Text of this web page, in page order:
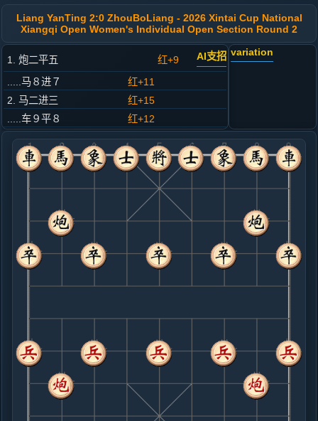
Liang YanTing 2:0 ZhouBoLiang - 2026 Xintai Cup National
Xiangqi Open Women's Individual Open Section Round 2
1. 炮二平五 红+9 AI支招
.....马８进７
红+11
2. 马二进三
红+15
.....车９平８
红+12
3. 车一平二
红+11
.....马２进３
红+12
4. 兵三进一
红+8
.....卒３进１
红+9
5. 马八进九
红+7
.....砲８进４
6. 车九进一
红+27
.....象３进５
红+46
7. 车九平六
红+6
炮八平七
8. 炮八平七
红+11
.....马３进２
红+8
9. 车六进七
黑+26
车六进五
.....马２进１
10. 车六平八
红+7
.....马１进３
红+10
variation